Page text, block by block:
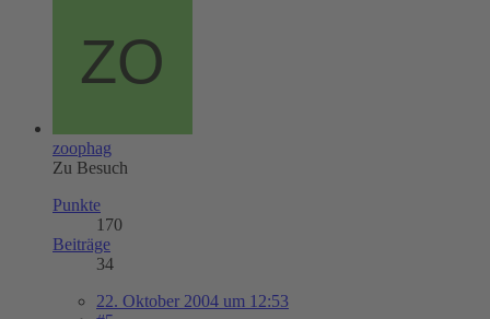
zoophag
Zu Besuch
Punkte
170
Beiträge
34
22. Oktober 2004 um 12:53